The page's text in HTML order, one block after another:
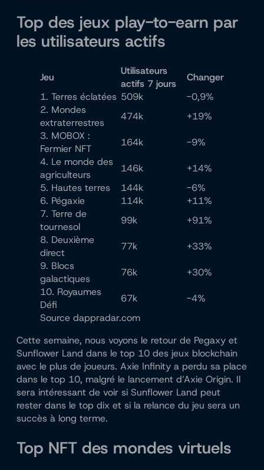
Top des jeux play-to-earn par
les utilisateurs actifs
Jeu
Utilisateurs
actifs 7 jours
Changer
1. Terres éclatées 509k
-0,9%
2. Mondes
extraterrestres
474k
+19%
3. MOBOX :
Fermier NFT
164k
-9%
4. Le monde des
agriculteurs
146k
+14%
5. Hautes terres
144k
-6%
6. Pégaxie
114k
+11%
7. Terre de
tournesol
99k
+91%
8. Deuxième
direct
77k
+33%
9. Blocs
galactiques
76k
+30%
10. Royaumes
Défi
67k
-4%
Source dappradar.com
Cette semaine, nous voyons le retour de Pegaxy et
Sunflower Land dans le top 10 des jeux blockchain
avec le plus de joueurs. Axie Infinity a perdu sa place
dans le top 10, malgré le lancement d’Axie Origin. Il
sera intéressant de voir si Sunflower Land peut
rester dans le top dix et si la relance du jeu sera un
succès à long terme.
Top NFT des mondes virtuels